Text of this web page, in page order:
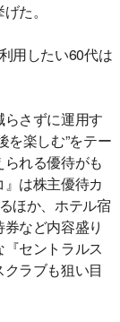
た。
用したい60代は
さずに運用す
を楽しむ”をテー
れる優待がも
は株主優待カ
ほか、ホテル宿
など内容盛り
セントラルス
ラブも狙い目